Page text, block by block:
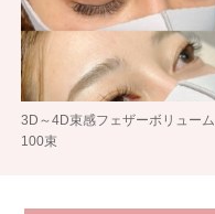
3D～4D束感フェザーボリューム
100束